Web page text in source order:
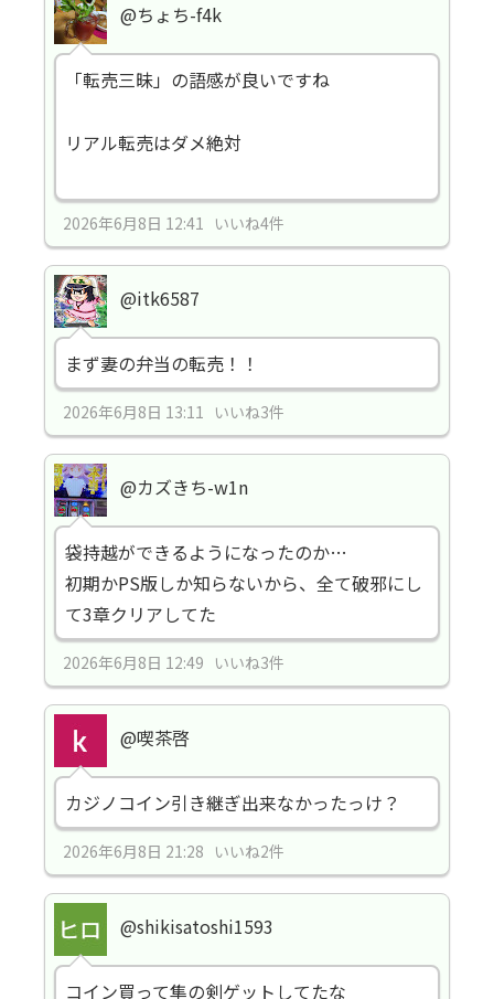
@ちょち-f4k
「転売三昧」の語感が良いですね
リアル転売はダメ絶対
2026年6月8日 12:41 いいね4件
@itk6587
まず妻の弁当の転売！！
2026年6月8日 13:11 いいね3件
@カズきち-w1n
袋持越ができるようになったのか…
初期かPS版しか知らないから、全て破邪にし
て3章クリアしてた
2026年6月8日 12:49 いいね3件
@喫茶啓
カジノコイン引き継ぎ出来なかったっけ？
2026年6月8日 21:28 いいね2件
@shikisatoshi1593
コイン買って隼の剣ゲットしてたな